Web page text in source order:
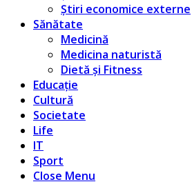
Știri economice externe
Sănătate
Medicină
Medicina naturistă
Dietă și Fitness
Educație
Cultură
Societate
Life
IT
Sport
Close Menu